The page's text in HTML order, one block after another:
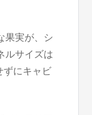
果実が、シ
ルサイズは
ずにキャビ